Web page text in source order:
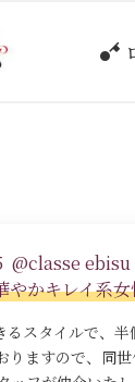
@classe ebisu
かキレイ系
るスタイルで、
りますので、同